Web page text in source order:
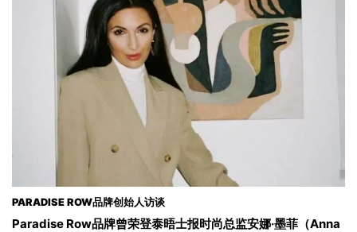
PARADISE ROW品牌创始人访谈
Paradise Row品牌曾荣登泰晤士报时尚总监安娜·墨菲（Anna